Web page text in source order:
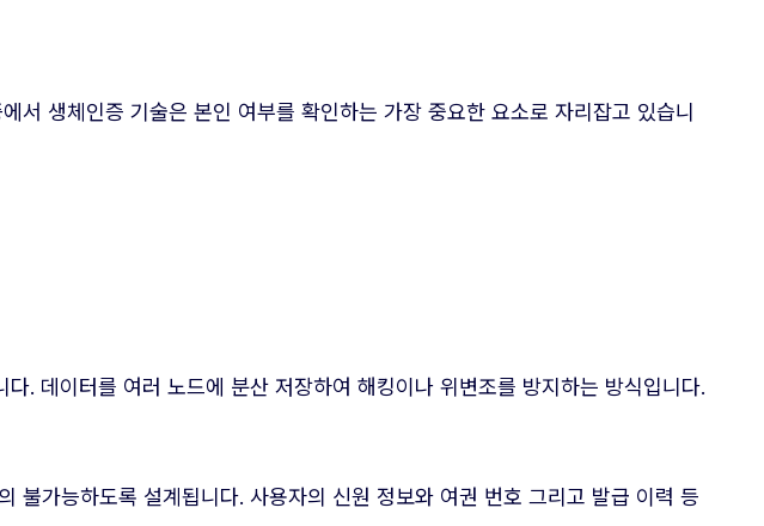
생체인증 기술은 본인 여부를 확인하는 가장 중요한 요소로 자리잡고 있습니
. 데이터를 여러 노드에 분산 저장하여 해킹이나 위변조를 방지하는 방식입니다.
가능하도록 설계됩니다. 사용자의 신원 정보와 여권 번호 그리고 발급 이력 등